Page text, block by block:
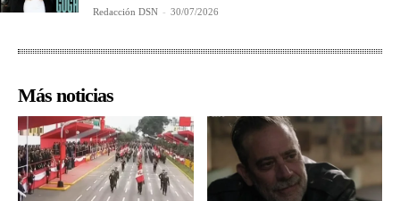
Redacción DSN - 30/07/2026
Más noticias